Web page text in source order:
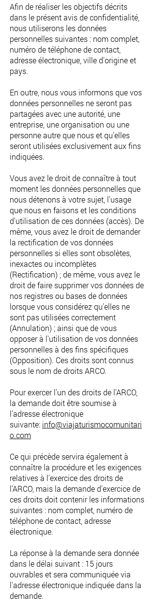
Afin de réaliser les objectifs décrits
dans le présent avis de confidentialité,
nous utiliserons les données
personnelles suivantes : nom complet,
numéro de téléphone de contact,
adresse électronique, ville d'origine et
pays.
En outre, nous vous informons que vos
données personnelles ne seront pas
partagées avec une autorité, une
entreprise, une organisation ou une
personne autre que nous et qu'elles
seront utilisées exclusivement aux fins
indiquées.
Vous avez le droit de connaître à tout
moment les données personnelles que
nous détenons à votre sujet, l'usage
que nous en faisons et les conditions
d'utilisation de ces données (accès). De
même, vous avez le droit de demander
la rectification de vos données
personnelles si elles sont obsolètes,
inexactes ou incomplètes
(Rectification) ; de même, vous avez le
droit de faire supprimer vos données de
nos registres ou bases de données
lorsque vous considérez qu'elles ne
sont pas utilisées correctement
(Annulation) ; ainsi que de vous
opposer à l'utilisation de vos données
personnelles à des fins spécifiques
(Opposition). Ces droits sont connus
sous le nom de droits ARCO.
Pour exercer l'un des droits de l'ARCO,
la demande doit être soumise à
l'adresse électronique
suivante: info@viajaturismocomunitari
o.com
Ce qui précède servira également à
connaître la procédure et les exigences
relatives à l'exercice des droits de
l'ARCO, mais la demande d'exercice de
ces droits doit contenir les informations
suivantes : nom complet, numéro de
téléphone de contact, adresse
électronique.
La réponse à la demande sera donnée
dans le délai suivant : 15 jours
ouvrables et sera communiquée via
l'adresse électronique indiquée dans la
demande.